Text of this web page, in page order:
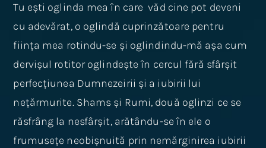
Tu ești oglinda mea în care văd cine pot deveni
cu adevărat, o oglindă cuprinzătoare pentru
ființa mea rotindu-se și oglindindu-mă așa cum
dervișul rotitor oglindește în cercul fără sfârșit
perfecțiunea Dumnezeirii și a iubirii lui
nețărmurite. Shams și Rumi, două oglinzi ce se
răsfrâng la nesfârșit, arătându-se în ele o
frumusețe neobișnuită prin nemărginirea iubirii